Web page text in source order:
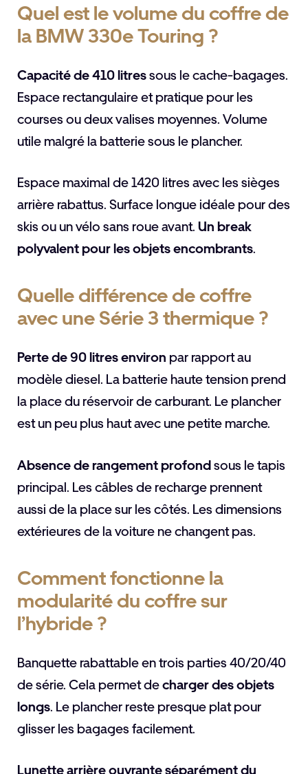
Quel est le volume du coffre de
la BMW 330e Touring ?
Capacité de 410 litressous le cache-bagages.
Espace rectangulaire et pratique pour les
courses ou deux valises moyennes. Volume
utile malgré la batterie sous le plancher.
Espace maximal de 1420 litres avec les sièges
arrière rabattus. Surface longue idéale pour des
skis ou un vélo sans roue avant. Un break
polyvalent pour les objets encombrants.
Quelle différence de coffre
avec une Série 3 thermique ?
Perte de 90 litres environ par rapport au
modèle diesel. La batterie haute tension prend
la place du réservoir de carburant. Le plancher
est un peu plus haut avec une petite marche.
Absence de rangement profondsous le tapis
principal. Les câbles de recharge prennent
aussi de la place sur les côtés. Les dimensions
extérieures de la voiture ne changent pas.
Comment fonctionne la
modularité du coffre sur
l’hybride ?
Banquette rabattable en trois parties 40/20/40
de série. Cela permet decharger des objets
longs. Le plancher reste presque plat pour
glisser les bagages facilement.
Lunette arrière ouvrante séparément du